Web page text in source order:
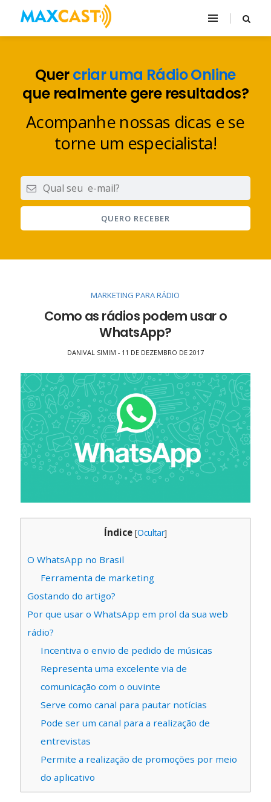
Quercriar uma Rádio Online
que realmente gere resultados?
Acompanhe nossas dicas e se
torne um especialista!
QUERO RECEBER
MARKETING PARA RÁDIO
Como as rádios podem usar o
WhatsApp?
DANIVAL SIMIM - 11 DE DEZEMBRO DE 2017
Índice [Ocultar]
O WhatsApp no Brasil
Ferramenta de marketing
Gostando do artigo?
Por que usar o WhatsApp em prol da sua web
rádio?
Incentiva o envio de pedido de músicas
Representa uma excelente via de
comunicação com o ouvinte
Serve como canal para pautar notícias
Pode ser um canal para a realização de
entrevistas
Permite a realização de promoções por meio
do aplicativo